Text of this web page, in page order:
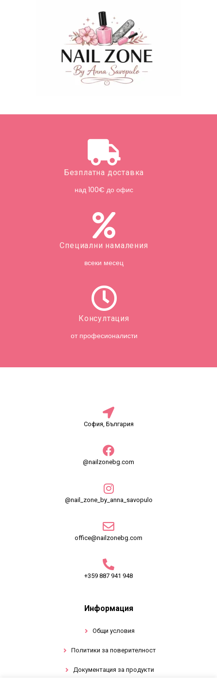
Безплатна доставка
над 100€ до офис
Специални намаления
всеки месец
Консултация
от професионалисти
София, България
@nailzonebg.com
@nail_zone_by_anna_savopulo
office@nailzonebg.com
+359 887 941 948
Информация
Общи условия
Политики за поверителност
Документация за продукти